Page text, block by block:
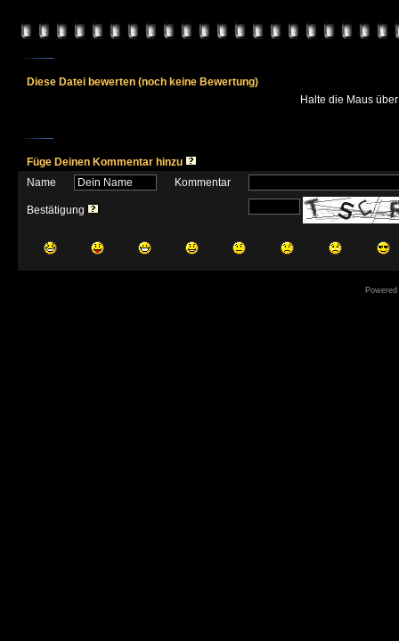
Diese Datei bewerten (noch keine Bewertung)
Halte die Maus
Füge Deinen Kommentar hinzu
Name
Kommentar
Bestätigung